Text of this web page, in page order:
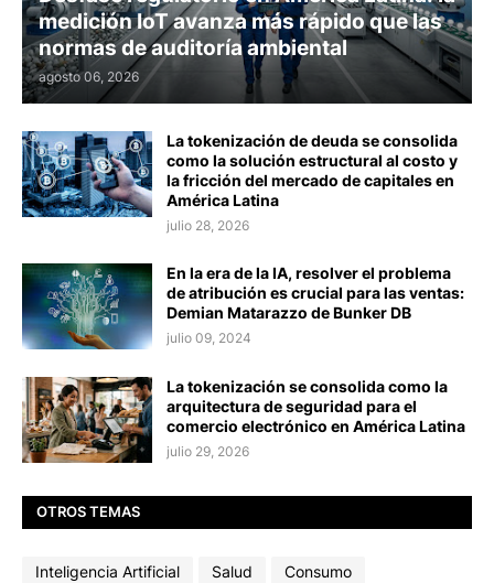
medición IoT avanza más rápido que las
normas de auditoría ambiental
agosto 06, 2026
La tokenización de deuda se consolida
como la solución estructural al costo y
la fricción del mercado de capitales en
América Latina
julio 28, 2026
En la era de la IA, resolver el problema
de atribución es crucial para las ventas:
Demian Matarazzo de Bunker DB
julio 09, 2024
La tokenización se consolida como la
arquitectura de seguridad para el
comercio electrónico en América Latina
julio 29, 2026
OTROS TEMAS
Inteligencia Artificial Salud
Consumo